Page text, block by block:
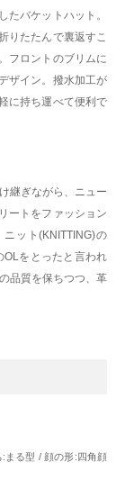
たバケットハット。
りたたんで裏返すこ
フロントのブリムに
ザイン。撥水加工が
に持ち運べて便利で
継ぎながら、ニュー
ートをファッション
ニット(KNITTING)の
OLをとったと言われ
品質を保ちつつ、革
まる型 / 顔の形:四角顔